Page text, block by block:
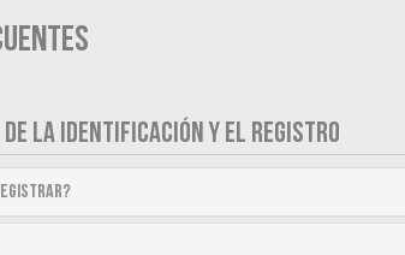
LA IDENTIFICACIÓN Y EL REGISTRO